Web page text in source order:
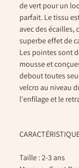
de vert pour un
parfait. Le tissu
avec des écailles,
superbe effet de
Les pointes sont
mousse et
debout toutes
velcro au niveau
l'enfilage et le
Taille : 2-3 ans